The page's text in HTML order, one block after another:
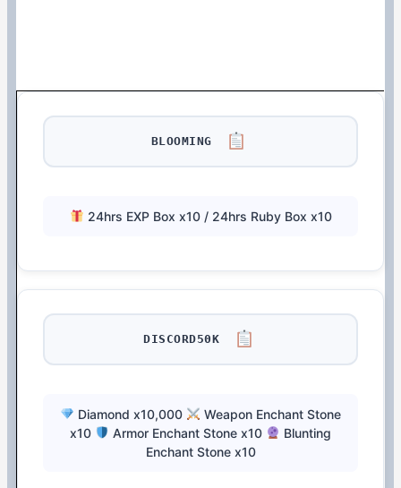
BLOOMING
24hrs EXP Box x10 / 24hrs Ruby Box x10
DISCORD50K
Diamond x10,000
Weapon Enchant Stone
x10
Armor Enchant Stone x10
Blunting
Enchant Stone x10